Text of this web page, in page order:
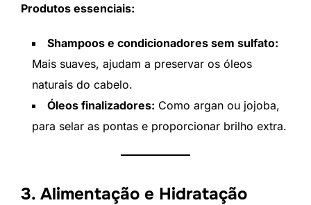
Produtos essenciais:
Shampoos e condicionadores sem sulfato:
Mais suaves, ajudam a preservar os óleos
naturais do cabelo.
Óleos finalizadores: Como argan ou jojoba,
para selar as pontas e proporcionar brilho extra.
3. Alimentação e Hidratação